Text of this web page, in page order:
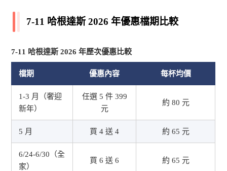
7-11 哈根達斯 2026 年優惠檔期比較
7-11 哈根達斯 2026 年歷次優惠比較
檔期 優惠內容 每杯均價
1-3 月（奢迎
新年）
任選 5 件 399
元
約 80 元
5 月 買 4 送 4 約 65 元
6/24-6/30（全
家）
買 6 送 6 約 65 元